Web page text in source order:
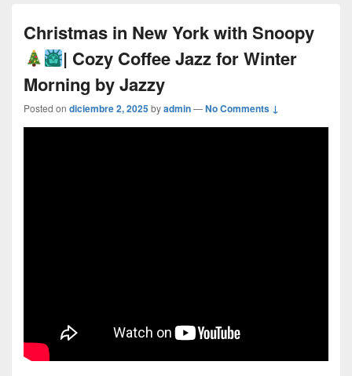
Christmas in New York with Snoopy
| Cozy Coffee Jazz for Winter
Morning by Jazzy
Posted on diciembre 2, 2025byadmin—No Comments ↓